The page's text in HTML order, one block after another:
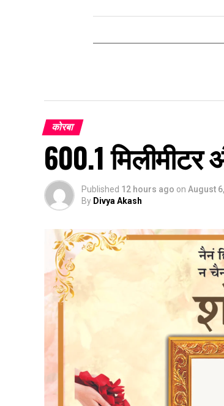
कोरबा
600.1 मिलीमीटर
Published 12 hours ago on August
By Divya Akash